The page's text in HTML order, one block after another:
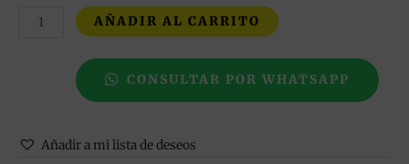
AÑADIR AL CARRITO
CONSULTAR POR WHATSAPP
Añadir a mi lista de deseos